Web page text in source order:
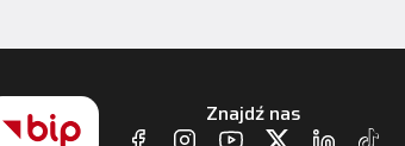
Znajdź nas